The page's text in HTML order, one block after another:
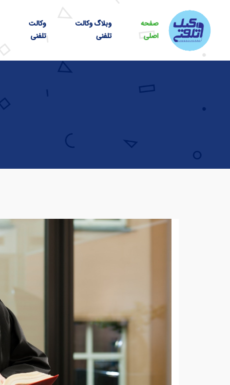
صفحه
اصلی
وبلاگ وکالت
تلفنی
وکالت
تلفنی